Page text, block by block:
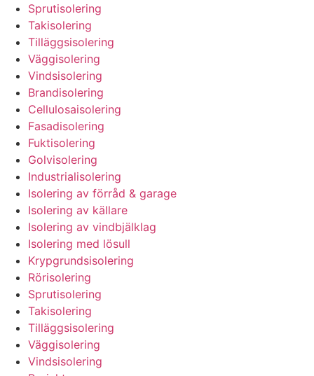
Sprutisolering
Takisolering
Tilläggsisolering
Väggisolering
Vindsisolering
Brandisolering
Cellulosaisolering
Fasadisolering
Fuktisolering
Golvisolering
Industrialisolering
Isolering av förråd & garage
Isolering av källare
Isolering av vindbjälklag
Isolering med lösull
Krypgrundsisolering
Rörisolering
Sprutisolering
Takisolering
Tilläggsisolering
Väggisolering
Vindsisolering